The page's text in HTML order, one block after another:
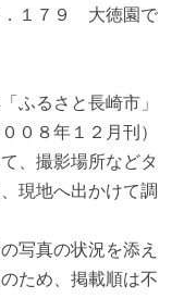
．１７９ 大徳園で
ふるさと長崎市」
０８年１２月刊）
、撮影場所などタ
現地へ出かけて調
写真の状況を添え
ため、掲載順は不